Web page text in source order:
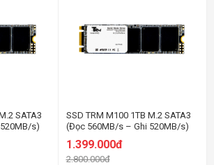
SATA3
s)
SSD TRM M100 1TB M.2 SATA3
(Đọc 560MB/s – Ghi 520MB/s)
1.399.000đ
2.800.000đ